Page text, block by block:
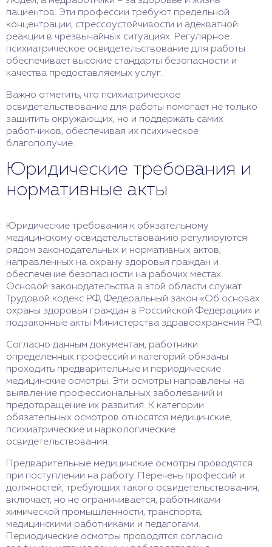
пациентов. Эти профессии требуют предельной
концентрации, стрессоустойчивости и адекватной
реакции в чрезвычайных ситуациях. Регулярное
психиатрическое освидетельствование для работы
обеспечивает высокие стандарты безопасности и
качества предоставляемых услуг.
Важно отметить, что психиатрическое
освидетельствование для работы помогает не только
защитить окружающих, но и поддержать самих
работников, обеспечивая их психическое
благополучие.
Юридические требования и
нормативные акты
Юридические требования к обязательному
медицинскому освидетельствованию регулируются
рядом законодательных и нормативных актов,
направленных на охрану здоровья граждан и
обеспечение безопасности на рабочих местах.
Основой законодательства в этой области служат
Трудовой кодекс РФ, Федеральный закон «Об основах
охраны здоровья граждан в Российской Федерации» и
подзаконные акты Министерства здравоохранения РФ.
Согласно данным документам, работники
определенных профессий и категорий обязаны
проходить предварительные и периодические
медицинские осмотры. Эти осмотры направлены на
выявление профессиональных заболеваний и
предотвращение их развития. К категории
обязательных осмотров относятся медицинские,
психиатрические и наркологические
освидетельствования.
Предварительные медицинские осмотры проводятся
при поступлении на работу. Перечень профессий и
должностей, требующих такого освидетельствования,
включает, но не ограничивается, работниками
химической промышленности, транспорта,
медицинскими работниками и педагогами.
Периодические осмотры проводятся согласно